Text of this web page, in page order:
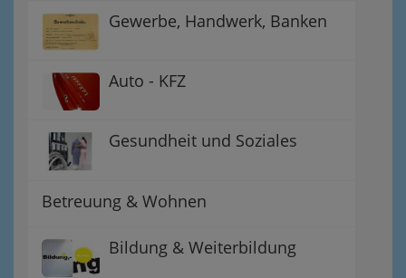
Gewerbe, Handwerk, Banken
Auto - KFZ
Gesundheit und Soziales
Betreuung & Wohnen
Bildung & Weiterbildung